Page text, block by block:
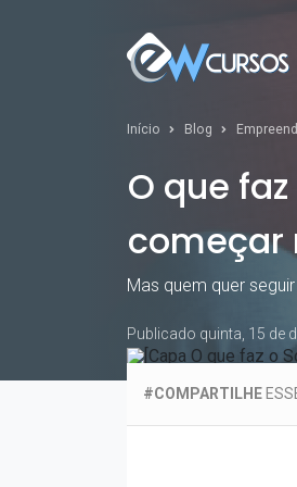
Início Blog
O que
começar
Mas quem quer
Publicado quinta, 15 de
#COMPARTILHE